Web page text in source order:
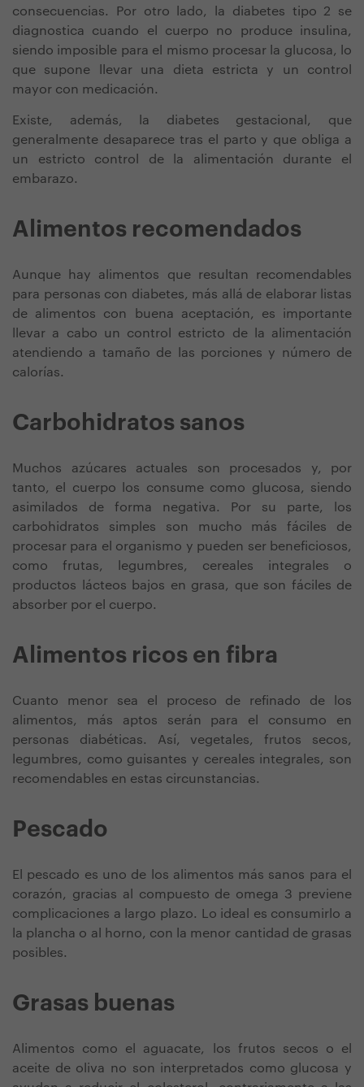
consecuencias. Por otro lado, la diabetes tipo 2 se
diagnostica cuando el cuerpo no produce insulina,
siendo imposible para el mismo procesar la glucosa, lo
que supone llevar una dieta estricta y un control
mayor con medicación.
Existe, además, la diabetes gestacional, que
generalmente desaparece tras el parto y que obliga a
un estricto control de la alimentación durante el
embarazo.
Alimentos recomendados
Aunque hay alimentos que resultan recomendables
para personas con diabetes, más allá de elaborar listas
de alimentos con buena aceptación, es importante
llevar a cabo un control estricto de la alimentación
atendiendo a tamaño de las porciones y número de
calorías.
Carbohidratos sanos
Muchos azúcares actuales son procesados y, por
tanto, el cuerpo los consume como glucosa, siendo
asimilados de forma negativa. Por su parte, los
carbohidratos simples son mucho más fáciles de
procesar para el organismo y pueden ser beneficiosos,
como frutas, legumbres, cereales integrales o
productos lácteos bajos en grasa, que son fáciles de
absorber por el cuerpo.
Alimentos ricos en fibra
Cuanto menor sea el proceso de refinado de los
alimentos, más aptos serán para el consumo en
personas diabéticas. Así, vegetales, frutos secos,
legumbres, como guisantes y cereales integrales, son
recomendables en estas circunstancias.
Pescado
El pescado es uno de los alimentos más sanos para el
corazón, gracias al compuesto de omega 3 previene
complicaciones a largo plazo. Lo ideal es consumirlo a
la plancha o al horno, con la menor cantidad de grasas
posibles.
Grasas buenas
Alimentos como el aguacate, los frutos secos o el
aceite de oliva no son interpretados como glucosa y